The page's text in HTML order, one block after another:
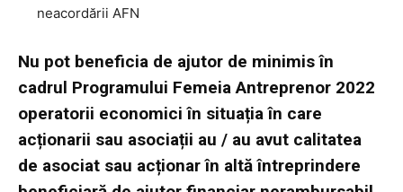
neacordării AFN
Nu pot beneficia de ajutor de minimis în
cadrul Programului Femeia Antreprenor 2022
operatorii economici în situația în care
acționarii sau asociații au / au avut calitatea
de asociat sau acționar în altă întreprindere